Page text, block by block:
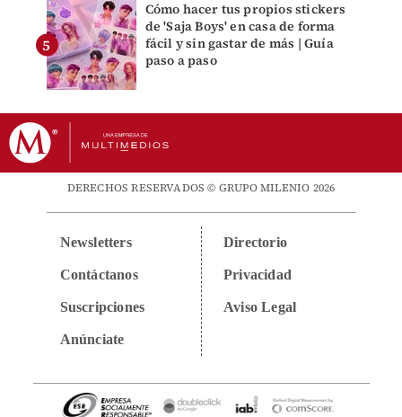
Cómo hacer tus propios stickers
de 'Saja Boys' en casa de forma
fácil y sin gastar de más | Guía
paso a paso
DERECHOS RESERVADOS © GRUPO MILENIO 2026
Newsletters
Contáctanos
Suscripciones
Anúnciate
Directorio
Privacidad
Aviso Legal